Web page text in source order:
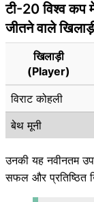
टी-20 विश्व कप
जीतने वाले
खिलाड़ी
(Player)
विराट कोहली
बेथ मूनी
उनकी यह नवीनतम
सफल और प्रतिष्ठित